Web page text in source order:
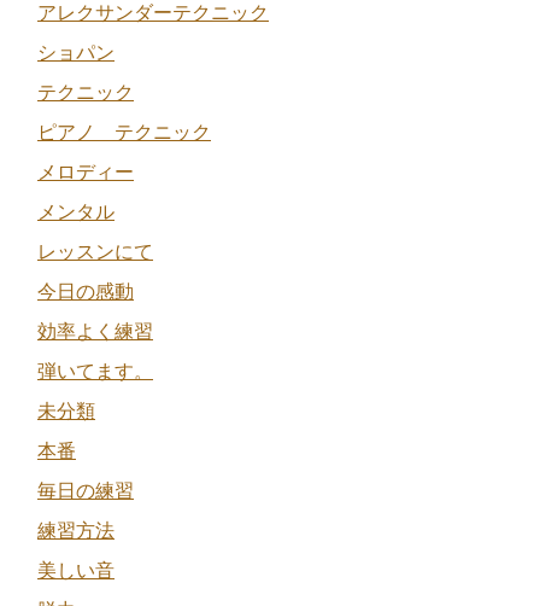
アレクサンダーテクニック
ショパン
テクニック
ピアノ テクニック
メロディー
メンタル
レッスンにて
今日の感動
効率よく練習
弾いてます。
未分類
本番
毎日の練習
練習方法
美しい音